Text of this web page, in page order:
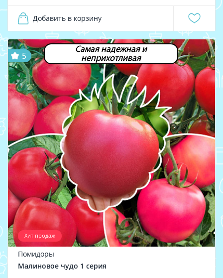
Добавить в корзину
Самая надежная и
неприхотливая
Хит продаж
5
Помидоры
Малиновое чудо 1 серия